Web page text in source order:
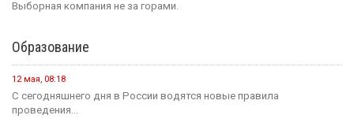
Выборная компания не за горами.
Образование
12 мая, 08:18
С сегодняшнего дня в России водятся новые правила
проведения...